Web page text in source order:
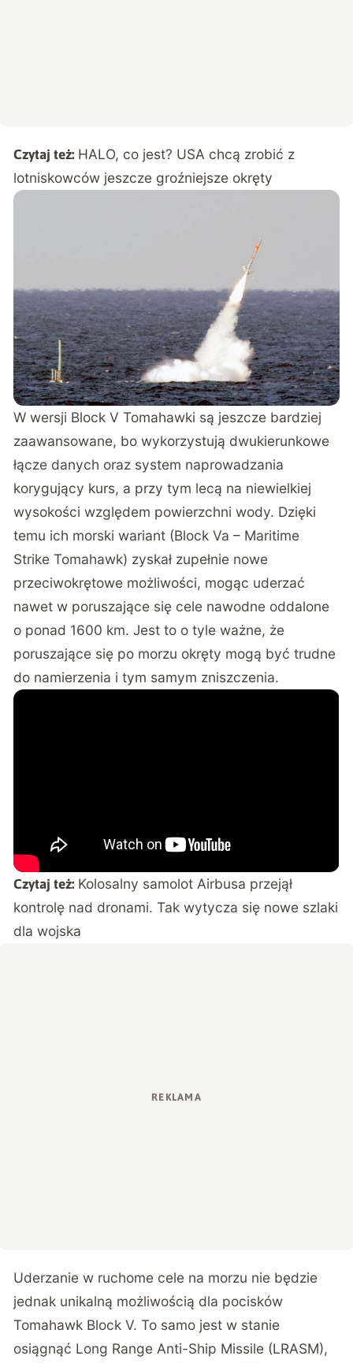
Czytaj też: HALO, co jest? USA chcą zrobić z
lotniskowców jeszcze groźniejsze okręty
W wersji Block V Tomahawki są jeszcze bardziej
zaawansowane, bo wykorzystują dwukierunkowe
łącze danych oraz system naprowadzania
korygujący kurs, a przy tym lecą na niewielkiej
wysokości względem powierzchni wody. Dzięki
temu ich morski wariant (Block Va – Maritime
Strike Tomahawk) zyskał zupełnie nowe
przeciwokrętowe możliwości, mogąc uderzać
nawet w poruszające się cele nawodne oddalone
o ponad 1600 km. Jest to o tyle ważne, że
poruszające się po morzu okręty mogą być trudne
do namierzenia i tym samym zniszczenia.
Czytaj też: Kolosalny samolot Airbusa przejął
kontrolę nad dronami. Tak wytycza się nowe szlaki
dla wojska
Uderzanie w ruchome cele na morzu nie będzie
jednak unikalną możliwością dla pocisków
Tomahawk Block V. To samo jest w stanie
osiągnąć Long Range Anti-Ship Missile (LRASM),